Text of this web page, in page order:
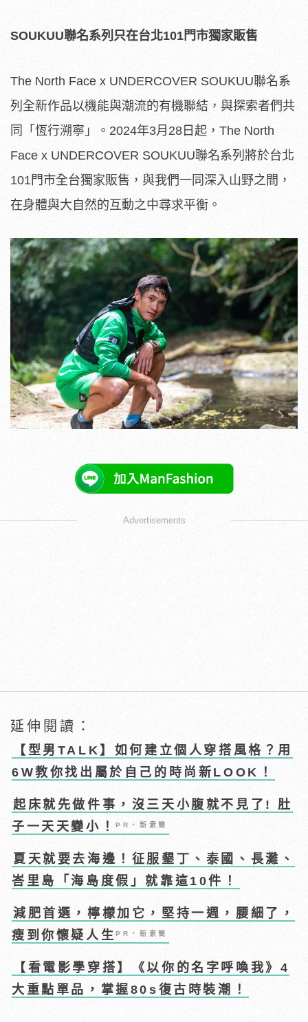
SOUKUU聯名系列只在台北101門市獨家販售
The North Face x UNDERCOVER SOUKUU聯名系
列全新作品以機能與潮流的有機聯結，與探索者們共
同「恆行溯寧」。2024年3月28日起，The North
Face x UNDERCOVER SOUKUU聯名系列將於台北
101門市全台獨家販售，與我們一同深入山野之間，
在身體與大自然的互動之中尋求平衡。
Advertisements
延伸閱讀：
【型男TALK】如何建立個人穿搭風格？用
6W教你找出屬於自己的時尚新LOOK！
起床就先做件事，沒三天小腹就不見了! 肚
子一天天變小！PR・新素簡
夏天就要去海邊！征服墾丁、泰國、長灘、
峇里島「海島度假」就靠這10件！
減肥首選，檸檬加它，堅持一週，腰細了，
瘦到你懷疑人生PR・新素簡
【看電影學穿搭】《以你的名字呼喚我》4
大重點單品，掌握80s復古時裝潮！